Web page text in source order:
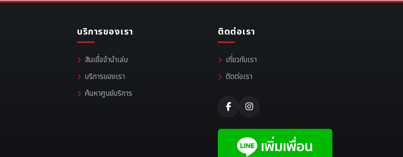
บริการของเรา
สินเชื่อจำนำเล่ม
บริการของเรา
ค้นหาศูนย์บริการ
ติดต่อเรา
เกี่ยวกับเรา
ติดต่อเรา